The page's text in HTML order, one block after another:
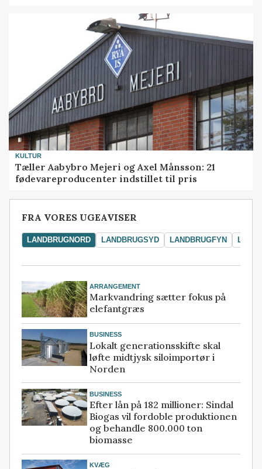
KULTUR
Tæller Aabybro Mejeri og Axel Månsson: 21
fødevareproducenter indstillet til pris
FRA VORES UGEAVISER
LANDBRUGNORD LANDBRUGSYD LANDBRUGFYN
ARRANGEMENT
Markvandring sætter fokus på
elefantgræs
BUSINESS
Lokalt generationsskifte skal
løfte midtjysk siloimportør i
Norden
BUSINESS
Efter lån på 182 millioner: Sindal
Biogas vil fordoble produktionen
og behandle 800.000 ton
biomasse
KVÆG